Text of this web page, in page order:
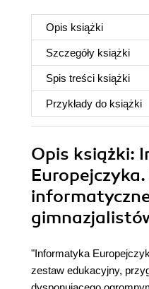
Opis książki
Szczegóły książki
Spis treści książki
Przykłady do książki
Opis książki:
Europejczyka.
"Informatyka
zestaw edukacyjny,